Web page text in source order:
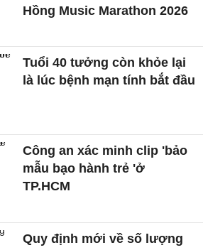
Hồng Music Marathon 2026
Tuổi 40 tưởng còn khỏe lại
là lúc bệnh mạn tính bắt đầu
Công an xác minh clip 'bảo
mẫu bạo hành trẻ 'ở
TP.HCM
Quy định mới về số lượng